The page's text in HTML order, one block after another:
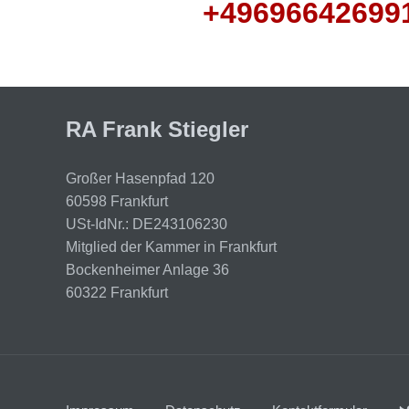
RA Frank Stiegler
Großer Hasenpfad 120
60598 Frankfurt
USt-IdNr.: DE243106230
Mitglied der Kammer in Frankfurt
Bockenheimer Anlage 36
60322 Frankfurt